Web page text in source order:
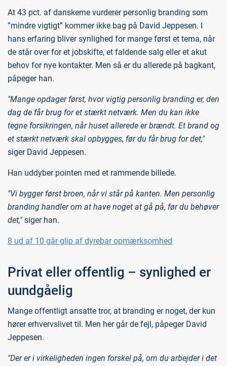
At 43 pct. af danskerne vurderer personlig branding som
”mindre vigtigt” kommer ikke bag på David Jeppesen. I
hans erfaring bliver synlighed for mange først et tema, når
de står over for et jobskifte, et faldende salg eller et akut
behov for nye kontakter. Men så er du allerede på bagkant,
påpeger han.
"Mange opdager først, hvor vigtig personlig branding er, den
dag de får brug for et stærkt netværk. Men du kan ikke
tegne forsikringen, når huset allerede er brændt. Et brand og
et stærkt netværk skal opbygges, før du får brug for det,"
siger David Jeppesen.
Han uddyber pointen med et rammende billede.
"Vi bygger først broen, når vi står på kanten. Men personlig
branding handler om at have noget at gå på, før du behøver
det,"siger han.
8 ud af 10 går glip af dyrebar opmærksomhed
Privat eller offentlig – synlighed er
uundgåelig
Mange offentligt ansatte tror, at branding er noget, der kun
hører erhvervslivet til. Men her går de fejl, påpeger David
Jeppesen.
"Der er i virkeligheden ingen forskel på, om du arbejder i det